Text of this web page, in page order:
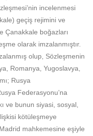
incelenmesi
geçiş rejimini ve
Çanakkale boğazları
olarak imzalanmıştır.
olup, Sözleşmenin
Romanya, Yugoslavya,
Rusya
Federasyonu’na
ve bunun siyasi, sosyal,
kötüleşmeye
mahkemesine eşiyle